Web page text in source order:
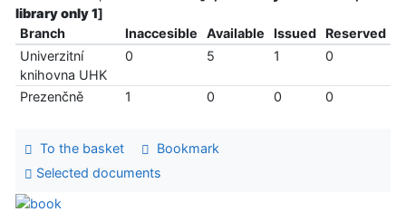
library only 1]
Branch
Inaccesible Available Issued
Reserved
Univerzitní
knihovna UHK
0 5 1 0
Prezenčně 1 0 0 0
To the basket
Bookmark
Selected documents